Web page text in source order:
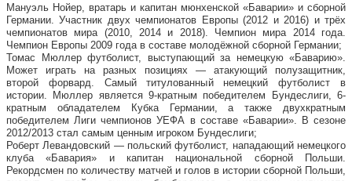
Мануэль Нойер, вратарь и капитан мюнхенской «Баварии» и сборной
Германии. Участник двух чемпионатов Европы (2012 и 2016) и трёх
чемпионатов мира (2010, 2014 и 2018). Чемпион мира 2014 года.
Чемпион Европы 2009 года в составе молодёжной сборной Германии;
Томас Мюллер футболист, выступающий за немецкую «Баварию».
Может играть на разных позициях — атакующий полузащитник,
второй форвард. Самый титулованный немецкий футболист в
истории. Мюллер является 9-кратным победителем Бундеслиги, 6-
кратным обладателем Кубка Германии, а также двухкратным
победителем Лиги чемпионов УЕФА в составе «Баварии». В сезоне
2012/2013 стал самым ценным игроком Бундеслиги;
Роберт Левандовский — польский футболист, нападающий немецкого
клуба «Бавария» и капитан национальной сборной Польши.
Рекордсмен по количеству матчей и голов в истории сборной Польши,